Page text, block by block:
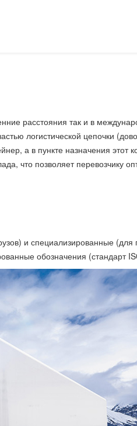
расстояния так и в
логистической цепочки
а в пункте назначения этот
что позволяет перевозчику
и специализированные
обозначения (стандарт